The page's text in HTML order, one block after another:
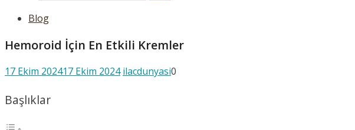
Blog
Hemoroid İçin En Etkili Kremler
17 Ekim 202417 Ekim 2024 ilacdunyasi0
Başlıklar